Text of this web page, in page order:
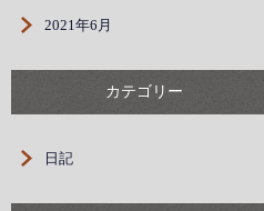
2021年6月
カテゴリー
日記